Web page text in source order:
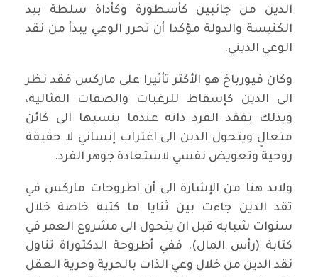
الدين من جانبين كأسطورة وكأداة سلطة بيد
الكنيسة والدولة مؤكدا أن تحرر الوعي يبدأ من نقد
الوعي الديني.
وكان فيورباخ هو الأكثر تأثيرا على ماركس فقد نظر
الى الدين كإسقاط للرغبات والصفات المثالية،
وبذلك يفقد الفرد ذاته عندما ينسبها الى كائن
متعالٍ ويتحول الدين الى اغتراب إنساني لا حقيقة
روحية وتعويض نفسي لاستعادة جوهر الفرد.
ولابد هنا من الإشارة الى أن اطروحات ماركس في
تقد الدين جاءت بين ثنايا ما كتبه خاصة خلال
سنوات شبابه قبل ان يتحول الى مشروع العمر في
كتابة (رأس المال). ففي أطروحة الدكتوراة تناول
نقد الدين من خلال وعي الذات بالحرية وحرية العقل